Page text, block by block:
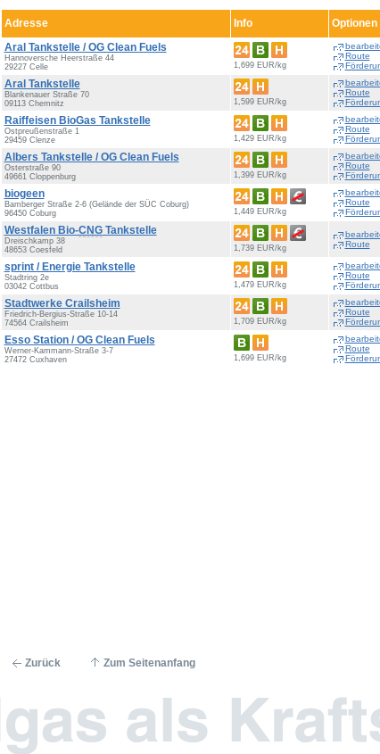
Adresse Info
Optionen
Aral Tankstelle / OG Clean Fuels
Hannoversche Heerstraße 44
29227 Celle
1,699 EUR/kg
Route
Aral Tankstelle
Blankenauer Straße 70
09113 Chemnitz
1,599 EUR/kg
Route
Raiffeisen BioGas Tankstelle
Ostpreußenstraße 1
29459 Clenze
1,429 EUR/kg
Route
Albers Tankstelle / OG Clean Fuels
Osterstraße 90
49661 Cloppenburg
1,399 EUR/kg
Route
biogeen
Bamberger Straße 2-6 (Gelände der SÜC Coburg)
96450 Coburg
1,449 EUR/kg
Route
Westfalen Bio-CNGTankstelle
Dreischkamp 38
48653 Coesfeld
1,739 EUR/kg
Route
sprint / Energie Tankstelle
Stadtring 2e
03042 Cottbus
1,479 EUR/kg
Route
Stadtwerke Crailsheim
Friedrich-Bergius-Straße 10-14
74564 Crailsheim
1,709 EUR/kg
Route
Esso Station / OG Clean Fuels
Werner-Kammann-Straße 3-7
27472 Cuxhaven
1,699 EUR/kg
Route
Zurück Zum Seitenanfang